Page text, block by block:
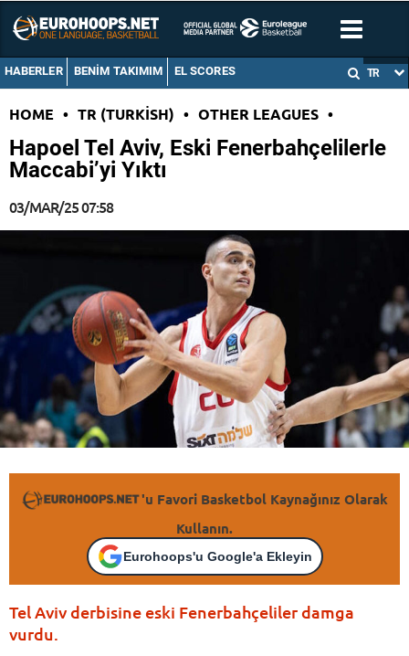
HABERLER BENIM TAKIMIM EL SCORES TR
HOME • TR (TURKISH) • OTHER LEAGUES •
Hapoel Tel Aviv, Eski Fenerbahçelilerle
Maccabi’yi Yıktı
03/MAR/25 07:58
'u Favori Basketbol Kaynağınız Olarak
Kullanın.
Eurohoops'u Google'a Ekleyin
Tel Aviv derbisine eski Fenerbahçeliler damga
vurdu.